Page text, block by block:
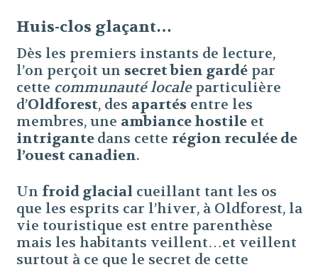
Huis-clos glaçant…
Dès les premiers instants de lecture,
l’on perçoit un secret bien gardépar
cette communauté localeparticulière
d’Oldforest, des apartésentre les
membres, une ambiance hostileet
intrigante dans cette région reculée de
l’ouest canadien.
Un froid glacial cueillant tant les os
que les esprits car l’hiver, à Oldforest, la
vie touristique est entre parenthèse
mais les habitants veillent…et veillent
surtout à ce que le secret de cette